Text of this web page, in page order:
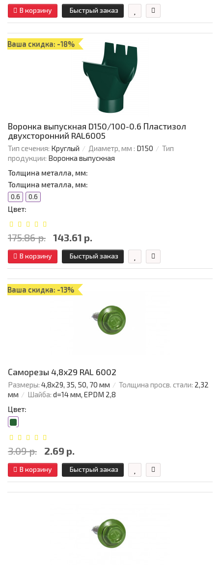
В корзину Быстрый заказ
Ваша скидка: -18%
Воронка выпускная D150/100-0.6 Пластизол
двухсторонний RAL6005
Тип сечения: Круглый Диаметр, мм : D150
Тип
продукции: Воронка выпускная
Толщина металла, мм:
Толщина металла, мм:
0.6 0.6
Цвет:
175.86 р. 143.61 р.
В корзину Быстрый заказ
Ваша скидка: -13%
Саморезы 4,8х29 RAL 6002
Размеры: 4,8х29, 35, 50, 70 мм Толщина просв. стали: 2,32
мм
Шайба: d=14 мм, EPDM 2,8
Цвет:
3.09 р. 2.69 р.
В корзину Быстрый заказ